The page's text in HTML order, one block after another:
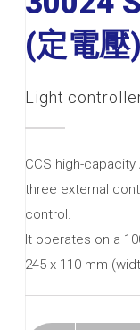
(定電壓)
Light
CCS high-
three external
control.
It operates on a
245 x 110 mm